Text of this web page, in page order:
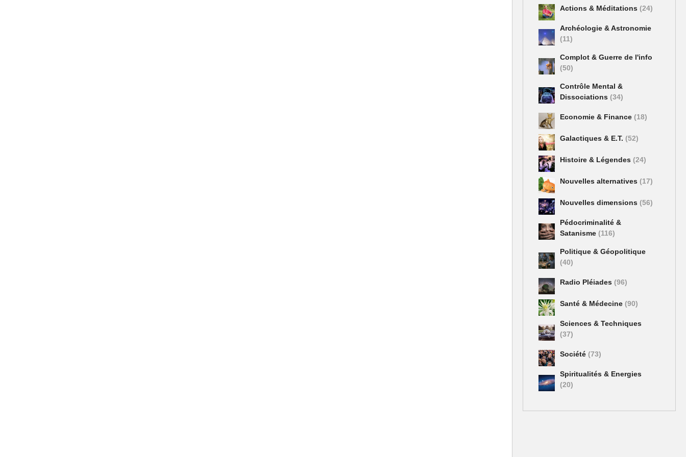
Actions & Méditations (24)
Archéologie & Astronomie
(11)
Complot & Guerre de l'info
(50)
Contrôle Mental &
Dissociations (34)
Economie & Finance (18)
Galactiques & E.T. (52)
Histoire & Légendes (24)
Nouvelles alternatives (17)
Nouvelles dimensions (56)
Pédocriminalité &
Satanisme (116)
Politique & Géopolitique
(40)
Radio Pléiades (96)
Santé & Médecine (90)
Sciences & Techniques
(37)
Société (73)
Spiritualités & Energies
(20)